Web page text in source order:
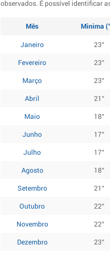
observados. É possível identificar
Mês Minima
Janeiro
23°
Fevereiro
23°
Março
23°
Abril
21°
Maio
18°
Junho
17°
Julho
17°
Agosto
18°
Setembro
21°
Outubro
22°
Novembro
22°
Dezembro
23°